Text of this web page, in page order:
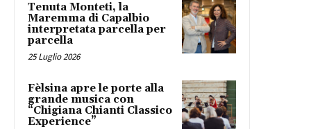
Tenuta Monteti, la
Maremma di Capalbio
interpretata parcella per
parcella
25 Luglio 2026
Fèlsina apre le porte alla
grande musica con
“Chigiana Chianti Classico
Experience”